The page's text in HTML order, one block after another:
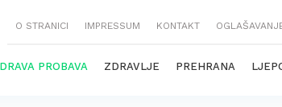
O STRANICI IMPRESSUM KONTAKT
PROBAVA ZDRAVLJE PREHRANA